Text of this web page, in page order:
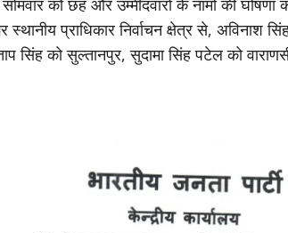
को छह और उम्मीदवारों के नामों की
स्थानीय प्राधिकार निर्वाचन क्षेत्र से, अविनाश
सिंह को सुल्तानपुर, सुदामा सिंह पटेल को